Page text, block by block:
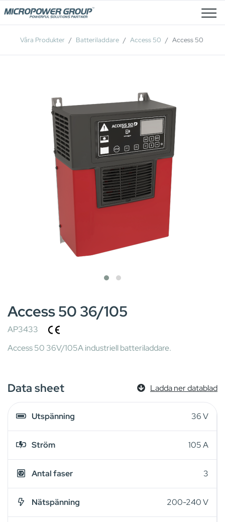
Lediga Tjänster
Våra Produkter Batteriladdare Access 50 Access 50
Access 50 36/105
AP3433
Access 50 36V/105A industriell batteriladdare.
Data sheet Ladda ner datablad
Utspänning 36 V
Ström 105 A
Antal faser 3
Nätspänning 200-240 V